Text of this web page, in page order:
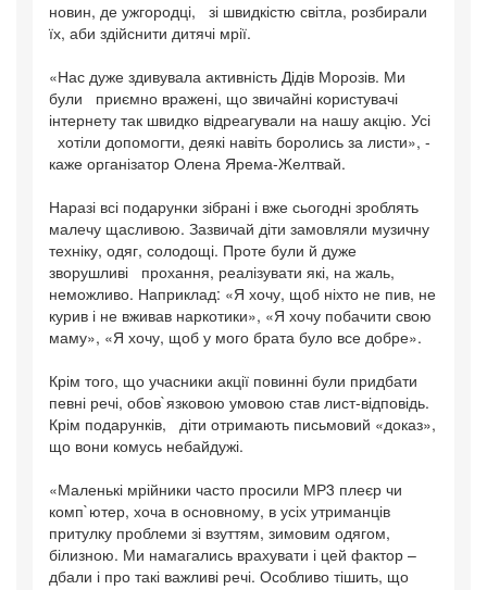
новин, де ужгородці, зі швидкістю світла, розбирали
їх, аби здійснити дитячі мрії.
«Нас дуже здивувала активність Дідів Морозів. Ми
були приємно вражені, що звичайні користувачі
інтернету так швидко відреагували на нашу акцію. Усі
хотіли допомогти, деякі навіть боролись за листи», -
каже організатор Олена Ярема-Желтвай.
Наразі всі подарунки зібрані і вже сьогодні зроблять
малечу щасливою. Зазвичай діти замовляли музичну
техніку, одяг, солодощі. Проте були й дуже
зворушливі прохання, реалізувати які, на жаль,
неможливо. Наприклад: «Я хочу, щоб ніхто не пив, не
курив і не вживав наркотики», «Я хочу побачити свою
маму», «Я хочу, щоб у мого брата було все добре».
Крім того, що учасники акції повинні були придбати
певні речі, обов`язковою умовою став лист-відповідь.
Крім подарунків, діти отримають письмовий «доказ»,
що вони комусь небайдужі.
«Маленькі мрійники часто просили МР3 плеєр чи
комп`ютер, хоча в основному, в усіх утриманців
притулку проблеми зі взуттям, зимовим одягом,
білизною. Ми намагались врахувати і цей фактор –
дбали і про такі важливі речі. Особливо тішить, що